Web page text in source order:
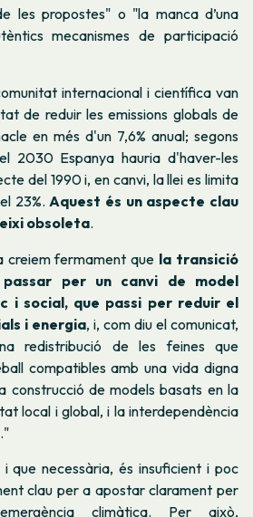
les propostes" o "la manca d’una
mecanismes de participació
internacional i científica van
de reduir les emissions globals de
en més d'un 7,6% anual; segons
2030 Espanya hauria d'haver-les
del 1990 i, en canvi, la llei es limita
23%.Aquest és un aspecte clau
obsoleta.
creiem fermament que la transició
per un canvi de model
i social, que passi per reduir el
i energia, i, com diu el comunicat,
redistribució de les feines que
compatibles amb una vida digna
construcció de models basats en la
local i global, i la interdependència
que necessària, és insuficient i poc
clau per a apostar clarament per
climàtica. Per això,